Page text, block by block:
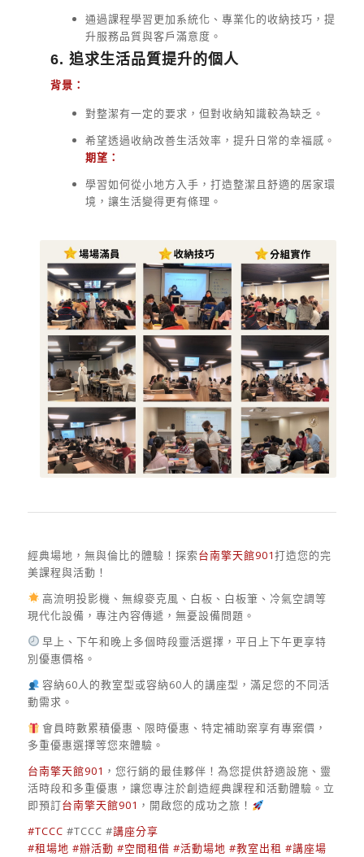
通過課程學習更加系統化、專業化的收納技巧，提
升服務品質與客戶滿意度。
6. 追求生活品質提升的個人
背景：
對整潔有一定的要求，但對收納知識較為缺乏。
希望透過收納改善生活效率，提升日常的幸福感。
期望：
學習如何從小地方入手，打造整潔且舒適的居家環
境，讓生活變得更有條理。
經典場地，無與倫比的體驗！探索台南擎天館901打造您的完
美課程與活動！
高流明投影機、無線麥克風、白板、白板筆、冷氣空調等
現代化設備，專注內容傳遞，無憂設備問題。
早上、下午和晚上多個時段靈活選擇，平日上下午更享特
別優惠價格。
容納60人的教室型或容納60人的講座型，滿足您的不同活
動需求。
會員時數累積優惠、限時優惠、特定補助案享有專案價，
多重優惠選擇等您來體驗。
台南擎天館901 ，您行銷的最佳夥伴！為您提供舒適設施、靈
活時段和多重優惠，讓您專注於創造經典課程和活動體驗。立
即預訂台南擎天館901 ，開啟您的成功之旅！
#TCCC #TCCC #講座分享
#租場地 #辦活動 #空間租借 #活動場地 #教室出租 #講座場